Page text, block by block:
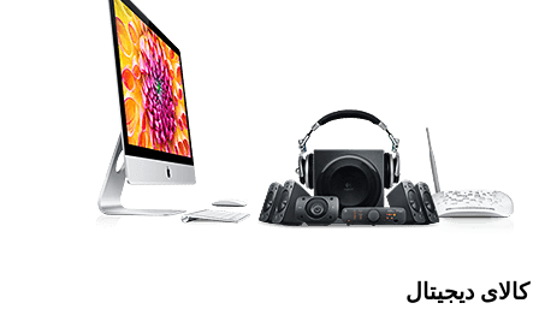
کالای دیجیتال